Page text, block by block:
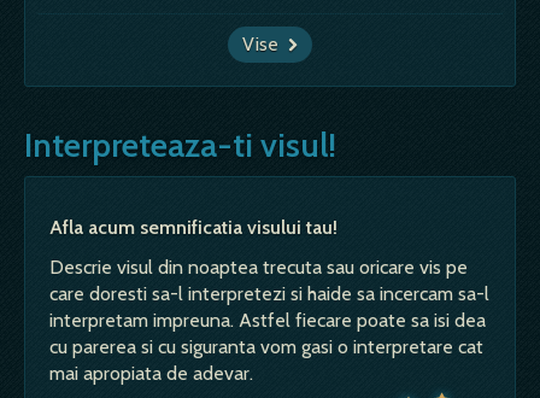
Vise
Interpreteaza-ti visul!
Afla acum semnificatia visului tau!
Descrie visul din noaptea trecuta sau oricare vis pe
care doresti sa-l interpretezi si haide sa incercam sa-l
interpretam impreuna. Astfel fiecare poate sa isi dea
cu parerea si cu siguranta vom gasi o interpretare cat
mai apropiata de adevar.